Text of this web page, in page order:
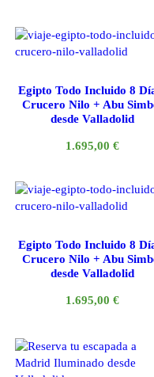
Egipto Todo Incluido 8
Crucero Nilo + Abu
desde Valladolid
1.695,00 €
Egipto Todo Incluido 8
Crucero Nilo + Abu
desde Valladolid
1.695,00 €